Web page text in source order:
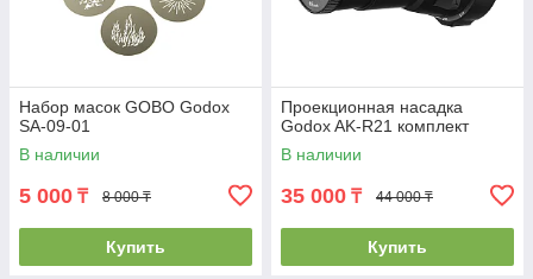
Набор масок GOBO Godox
SA-09-01
В наличии
5 000 ₸ 8 000 ₸
Купить
Проекционная насадка
Godox AK-R21 комплект
В наличии
35 000 ₸ 44 000 ₸
Купить